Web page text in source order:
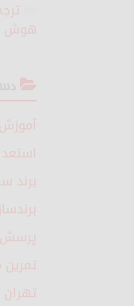
هوش
آموزش
برند
تهران